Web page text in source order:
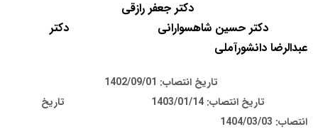
دکتر جعفر رازقی
دکتر حسین شاهسوارانی
دکتر
عبدالرضا دانشورآملی
تاریخ انتصاب: 1402/09/01
تاریخ انتصاب: 1403/01/14
تاریخ
انتصاب: 1404/03/03